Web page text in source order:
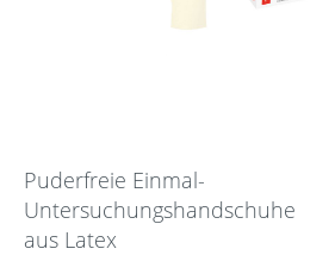
Puderfreie Einmal-
Untersuchungshandschuhe
aus Latex